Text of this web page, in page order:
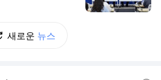
새로운 뉴스